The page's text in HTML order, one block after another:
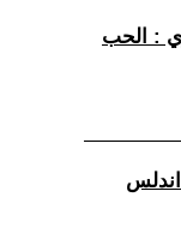
: الحب
اندلس